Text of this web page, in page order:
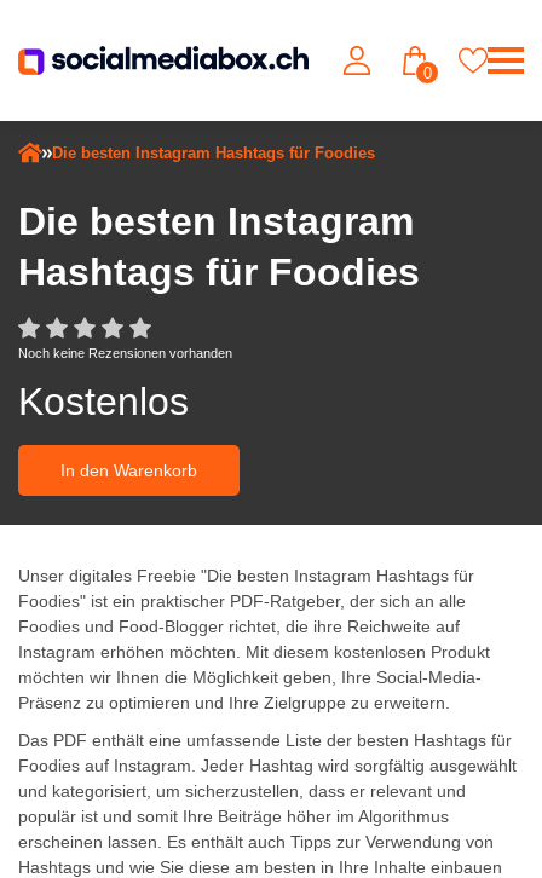
0
Die besten Instagram Hashtags für Foodies
Die besten Instagram
Hashtags für Foodies
Noch keine Rezensionen vorhanden
Kostenlos
In den Warenkorb
Unser digitales Freebie "Die besten Instagram Hashtags für
Foodies" ist ein praktischer PDF-Ratgeber, der sich an alle
Foodies und Food-Blogger richtet, die ihre Reichweite auf
Instagram erhöhen möchten. Mit diesem kostenlosen Produkt
möchten wir Ihnen die Möglichkeit geben, Ihre Social-Media-
Präsenz zu optimieren und Ihre Zielgruppe zu erweitern.
Das PDF enthält eine umfassende Liste der besten Hashtags für
Foodies auf Instagram. Jeder Hashtag wird sorgfältig ausgewählt
und kategorisiert, um sicherzustellen, dass er relevant und
populär ist und somit Ihre Beiträge höher im Algorithmus
erscheinen lassen. Es enthält auch Tipps zur Verwendung von
Hashtags und wie Sie diese am besten in Ihre Inhalte einbauen